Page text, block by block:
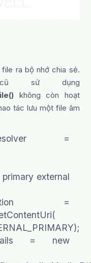
ra bộ nhớ chia sẻ.
sử dụng
không còn hoạt
tác lưu một file âm
=
external
=
= new